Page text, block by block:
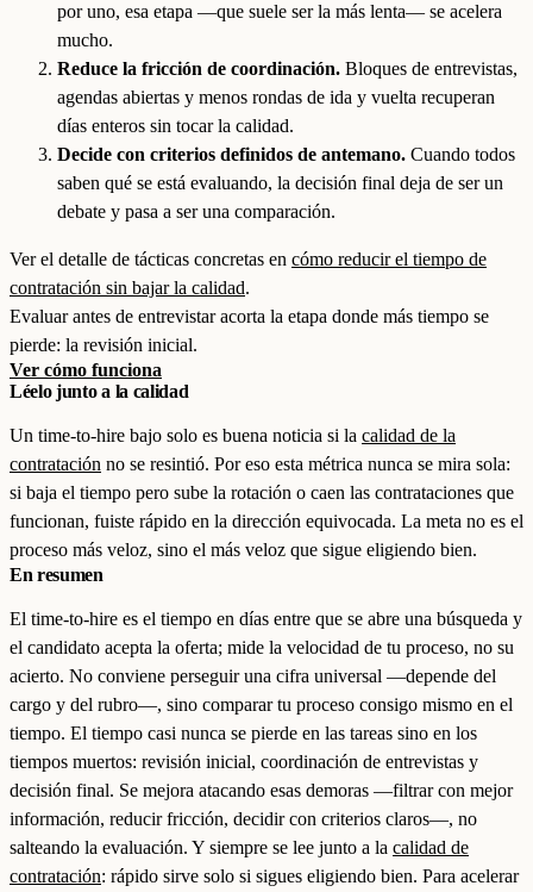
por uno, esa etapa —que suele ser la más lenta— se acelera
mucho.
Reduce la fricción de coordinación. Bloques de entrevistas,
agendas abiertas y menos rondas de ida y vuelta recuperan
días enteros sin tocar la calidad.
Decide con criterios definidos de antemano. Cuando todos
saben qué se está evaluando, la decisión final deja de ser un
debate y pasa a ser una comparación.
Ver el detalle de tácticas concretas en cómo reducir el tiempo de
contratación sin bajar la calidad.
Evaluar antes de entrevistar acorta la etapa donde más tiempo se
pierde: la revisión inicial.
Ver cómo funciona
Léelo junto a la calidad
Un time-to-hire bajo solo es buena noticia si la calidad de la
contratación no se resintió. Por eso esta métrica nunca se mira sola:
si baja el tiempo pero sube la rotación o caen las contrataciones que
funcionan, fuiste rápido en la dirección equivocada. La meta no es el
proceso más veloz, sino el más veloz que sigue eligiendo bien.
En resumen
El time-to-hire es el tiempo en días entre que se abre una búsqueda y
el candidato acepta la oferta; mide la velocidad de tu proceso, no su
acierto. No conviene perseguir una cifra universal —depende del
cargo y del rubro—, sino comparar tu proceso consigo mismo en el
tiempo. El tiempo casi nunca se pierde en las tareas sino en los
tiempos muertos: revisión inicial, coordinación de entrevistas y
decisión final. Se mejora atacando esas demoras —filtrar con mejor
información, reducir fricción, decidir con criterios claros—, no
salteando la evaluación. Y siempre se lee junto a la calidad de
contratación: rápido sirve solo si sigues eligiendo bien. Para acelerar